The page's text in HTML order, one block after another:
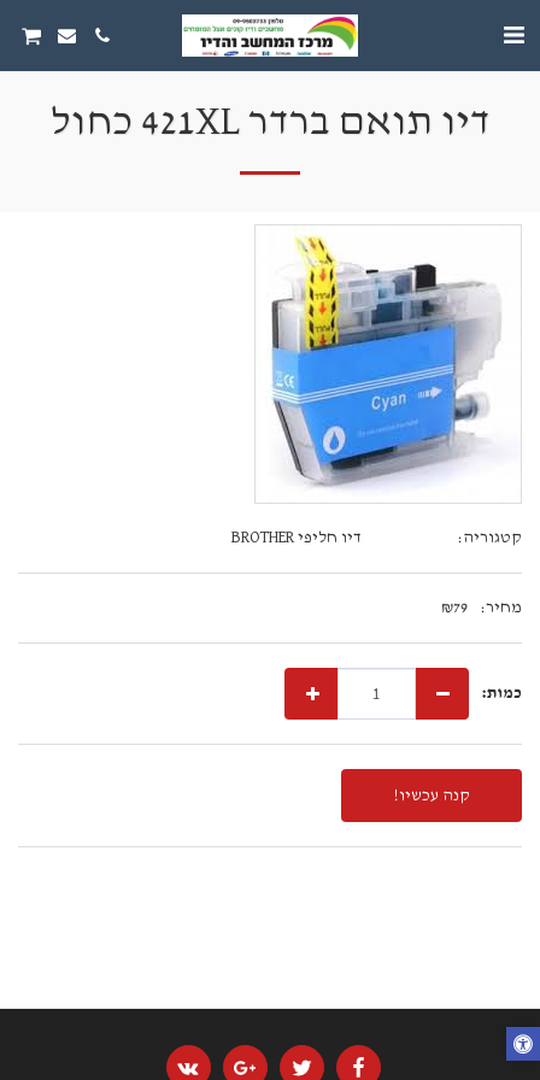
דיו תואם ברדר 421XL כחול
קטגוריה: דיו חליפי BROTHER
מחיר: ₪79
כמות:
קנה עכשיו!